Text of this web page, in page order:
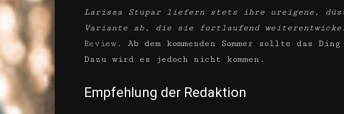
Larissa Stupar liefern stets ihre ureigene,
Variante ab, die sie fortlaufend
Review.
Ab dem kommenden Sommer sollte das
Dazu wird es jedoch nicht kommen.
Empfehlung der Redaktion